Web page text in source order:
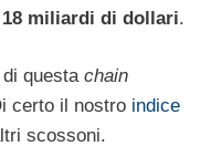
18 miliardi di dollari.
questa chain
certo il nostro indice
scossoni.